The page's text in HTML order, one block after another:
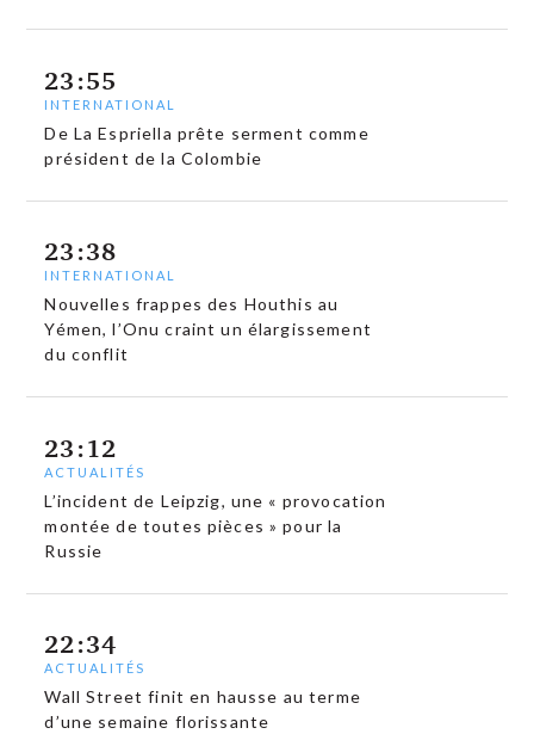
23:55
INTERNATIONAL
De La Espriella prête serment comme
président de la Colombie
23:38
INTERNATIONAL
Nouvelles frappes des Houthis au
Yémen, l’Onu craint un élargissement
du conflit
23:12
ACTUALITÉS
L’incident de Leipzig, une « provocation
montée de toutes pièces » pour la
Russie
22:34
ACTUALITÉS
Wall Street finit en hausse au terme
d’une semaine florissante